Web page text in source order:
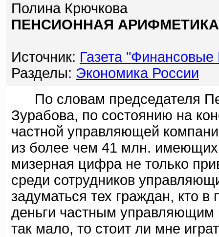
Полина Крючкова
ПЕНСИОННАЯ
Источник: Газета "Финансовые
Разделы: Экономика России
По словам председателя
Зурабова, по состоянию на
частной управляющей
из более чем 41 млн. имеющих
мизерная цифра не только
среди сотрудников
задуматься тех граждан, кто
деньги частным
так мало, то стоит ли мне